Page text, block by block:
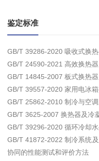
鉴定标准
GB/T 39286-2020 吸收式换
GB/T 24590-2021 高效换热
GB/T 14845-2007 板式换热
GB/T 39557-2020 家用电冰
GB/T 25862-2010 制冷与空
GB/T 3625-2007 换热器及冷
GB/T 39296-2020 循环冷却
GB/T 41872-2022 制冷系统
协同的性能测试和评价方法